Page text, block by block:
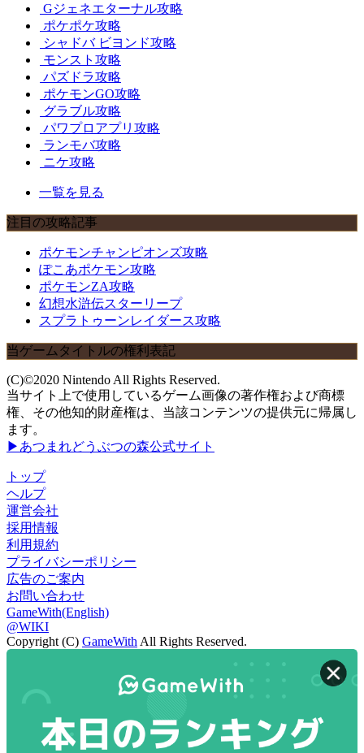
Gジェネエターナル攻略
ポケポケ攻略
シャドバ ビヨンド攻略
モンスト攻略
パズドラ攻略
ポケモンGO攻略
グラブル攻略
パワプロアプリ攻略
ランモバ攻略
ニケ攻略
一覧を見る
注目の攻略記事
ポケモンチャンピオンズ攻略
ぽこあポケモン攻略
ポケモンZA攻略
幻想水滸伝スターリープ
スプラトゥーンレイダース攻略
当ゲームタイトルの権利表記
(C)©2020 Nintendo All Rights Reserved.
当サイト上で使用しているゲーム画像の著作権および商標
権、その他知的財産権は、当該コンテンツの提供元に帰属し
ます。
▶あつまれどうぶつの森公式サイト
トップ
ヘルプ
運営会社
採用情報
利用規約
プライバシーポリシー
広告のご案内
お問い合わせ
GameWith(English)
@WIKI
Copyright (C) GameWith All Rights Reserved.